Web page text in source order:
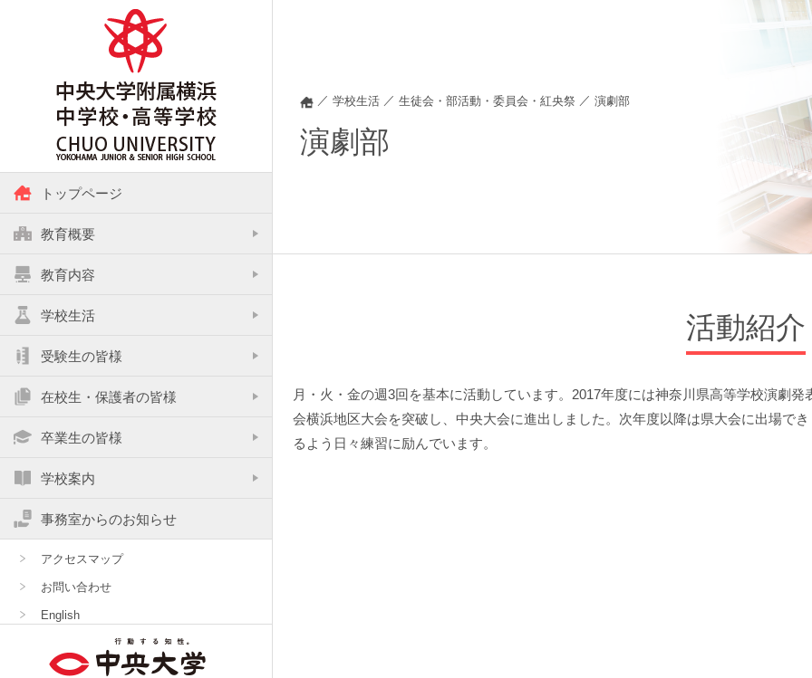
トップページ
教育概要
校長挨拶
校章・コミュニケーションロゴ・沿革
校訓・教育理念・教育方針
先輩からのメッセージ
いじめ防止基本方針
教育内容
カリキュラム
国際理解力
論理的思考力
学校生活
生徒会・部活動・委員会・紅央祭
学校行事
施設紹介
受験生の皆様
中学校入試
高等学校入試
学校紹介動画
Q＆A
在校生・保護者の皆様
学校からのお知らせ
感染症による出席停止に関する手続きにつ
シラバス(2026年度)
奨学会BLOG
登下校時の緊急避難ネットワーク
卒業生の皆様
連絡通信フォーム
同窓会「羽杖会」からのお知らせ
羽杖会会報
学校案内
デジタル パンフレット
事務室からのお知らせ
アクセスマップ
お問い合わせ
English
／ 学校生活 ／ 生徒会・部活動・委員会・紅央祭 ／ 演劇部
演劇部
活動紹介
月・火・金の週3回を基本に活動しています。2017年度には神奈川県高等学校演劇発
会横浜地区大会を突破し、中央大会に進出しました。次年度以降は県大会に出場でき
るよう日々練習に励んでいます。